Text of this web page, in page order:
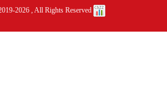
2026 , All Rights Reserved